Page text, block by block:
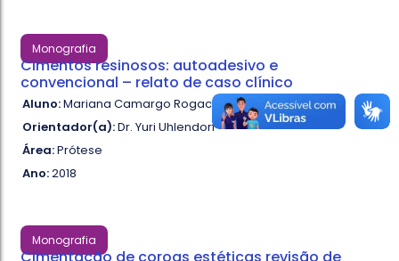
Monografia
Cimentos resinosos: autoadesivo e
convencional – relato de caso clínico
Aluno:Mariana Camargo Rogacheski
Orientador(a):Dr. Yuri Uhlendorf
Área:Prótese
Ano:2018
Monografia